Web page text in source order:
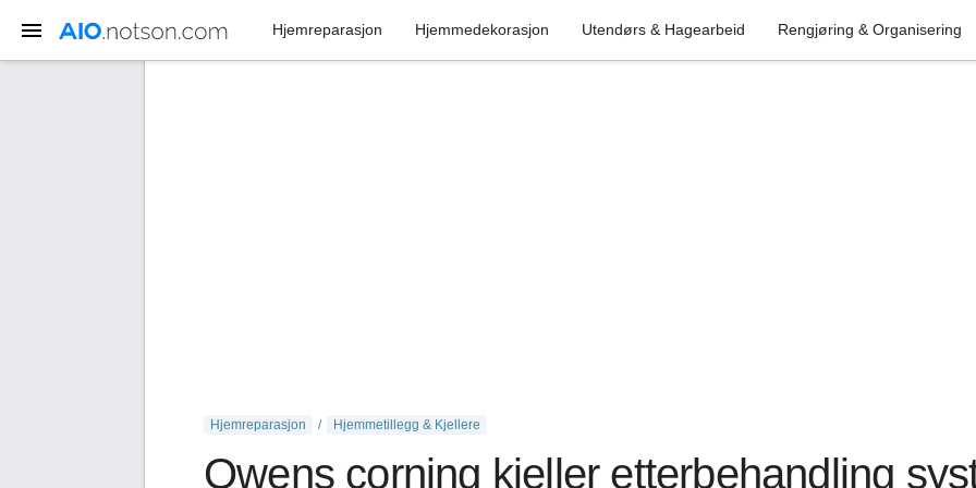
Hjemreparasjon Hjemmedekorasjon Utendørs & Hagearbeid Rengjøring & Organisering
Hjemreparasjon Hjemmetillegg & Kjellere
Owens corning kjeller etterbehandling